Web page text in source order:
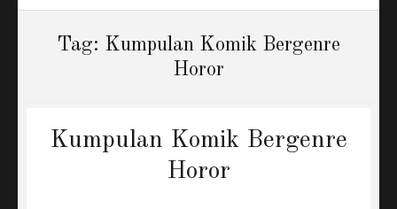
Tag: Kumpulan Komik Bergenre
Horor
Kumpulan Komik Bergenre
Horor